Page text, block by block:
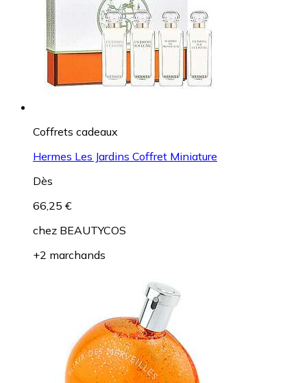
Coffrets cadeaux
Hermes Les Jardins Coffret Miniature
Dès
66,25 €
chez BEAUTYCOS
+2 marchands